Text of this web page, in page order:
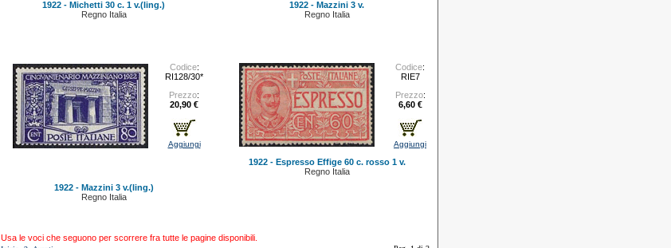
1922 - Michetti 30 c. 1 v.(ling.)
Regno Italia
1922 - Mazzini 3 v.
Regno Italia
Codice:
RI128/30*
Prezzo:
20,90 €
Aggiungi
1922 - Mazzini 3 v.(ling.)
Regno Italia
Codice:
RIE7
Prezzo:
6,60 €
Aggiungi
1922 - Espresso Effige 60 c. rosso 1 v.
Regno Italia
Usa le voci che seguono per scorrere fra tutte le pagine disponibili.